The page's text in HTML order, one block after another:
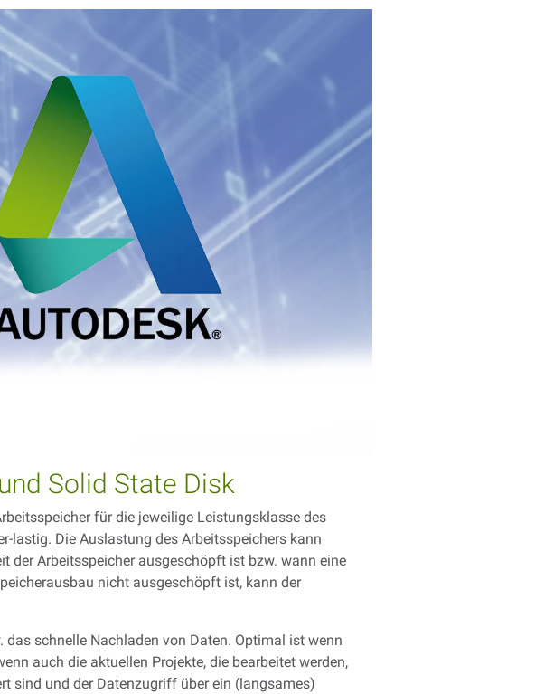
Solid State Disk
für die jeweilige Leistungsklasse des
lastig. Die Auslastung des Arbeitsspeichers kann
der Arbeitsspeicher ausgeschöpft ist bzw. wann eine
nicht ausgeschöpft ist, kann der
schnelle Nachladen von Daten. Optimal ist wenn
auch die aktuellen Projekte, die bearbeitet werden,
sind und der Datenzugriff über ein (langsames)